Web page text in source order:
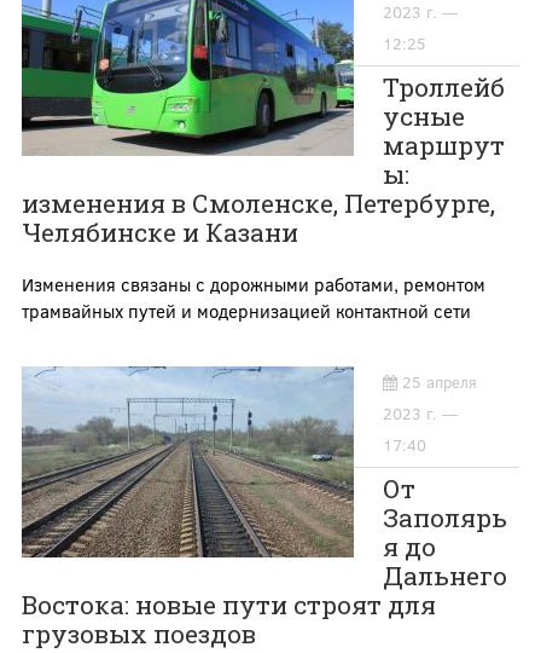
2023 г. —
12:25
Троллейб
усные
маршрут
ы:
изменения в Смоленске, Петербурге,
Челябинске и Казани
Изменения связаны с дорожными работами, ремонтом
трамвайных путей и модернизацией контактной сети
25 апреля
2023 г. —
17:40
От
Заполярь
я до
Дальнего
Востока: новые пути строят для
грузовых поездов